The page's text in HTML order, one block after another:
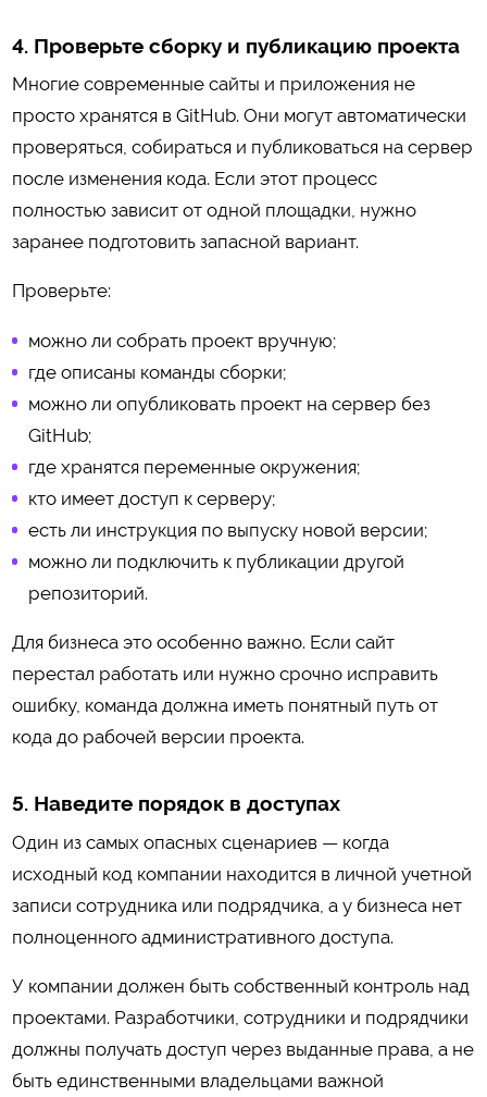
4. Проверьте сборку и публикацию проекта
Многие современные сайты и приложения не
просто хранятся в GitHub. Они могут автоматически
проверяться, собираться и публиковаться на сервер
после изменения кода. Если этот процесс
полностью зависит от одной площадки, нужно
заранее подготовить запасной вариант.
Проверьте:
можно ли собрать проект вручную;
где описаны команды сборки;
можно ли опубликовать проект на сервер без
GitHub;
где хранятся переменные окружения;
кто имеет доступ к серверу;
есть ли инструкция по выпуску новой версии;
можно ли подключить к публикации другой
репозиторий.
Для бизнеса это особенно важно. Если сайт
перестал работать или нужно срочно исправить
ошибку, команда должна иметь понятный путь от
кода до рабочей версии проекта.
5. Наведите порядок в доступах
Один из самых опасных сценариев — когда
исходный код компании находится в личной учетной
записи сотрудника или подрядчика, а у бизнеса нет
полноценного административного доступа.
У компании должен быть собственный контроль над
проектами. Разработчики, сотрудники и подрядчики
должны получать доступ через выданные права, а не
быть единственными владельцами важной